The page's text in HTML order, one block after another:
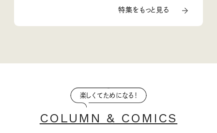
特集をもっと見る
楽しくてためになる！
COLUMN & COMICS